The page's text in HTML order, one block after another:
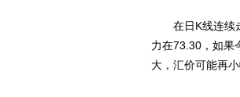
在日K线连续走
力在73.30，如果
大，汇价可能再